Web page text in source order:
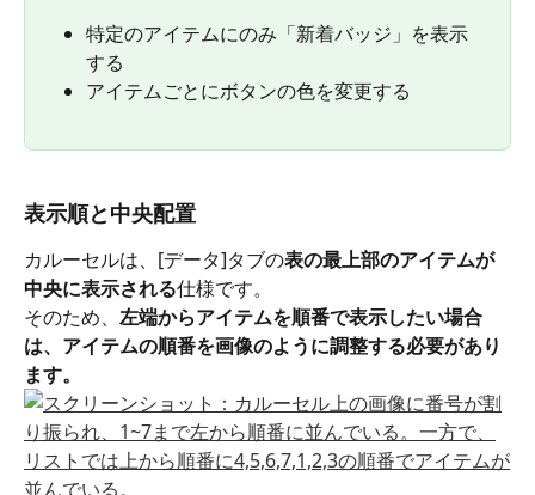
特定のアイテムにのみ「新着バッジ」を表示
する
アイテムごとにボタンの色を変更する
表示順と中央配置
カルーセルは、[データ]タブの表の最上部のアイテムが
中央に表示される仕様です。
そのため、 左端からアイテムを順番で表示したい場合
は、アイテムの順番を画像のように調整する必要があり
ます。